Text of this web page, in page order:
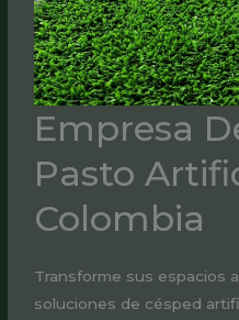
Empresa
Pasto
Colombia
Transforme sus espacios
soluciones de césped